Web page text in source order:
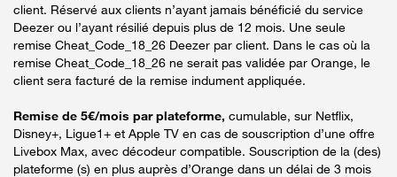
client. Réservé aux clients n’ayant jamais bénéficié du service
Deezer ou l’ayant résilié depuis plus de 12 mois. Une seule
remise Cheat_Code_18_26 Deezer par client. Dans le cas où la
remise Cheat_Code_18_26 ne serait pas validée par Orange, le
client sera facturé de la remise indument appliquée.
Remise de 5€/mois par plateforme, cumulable, sur Netflix,
Disney+, Ligue1+ et Apple TV en cas de souscription d’une offre
Livebox Max, avec décodeur compatible. Souscription de la (des)
plateforme (s) en plus auprès d’Orange dans un délai de 3 mois